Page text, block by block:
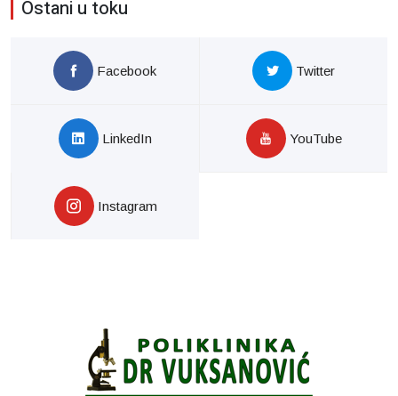
Ostani u toku
Facebook Twitter
LinkedIn YouTube
Instagram